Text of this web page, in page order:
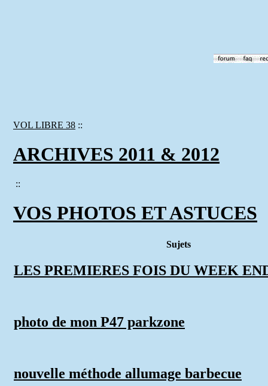
VOL LIBRE 38 ::
ARCHIVES 2011 & 2012
::
VOS PHOTOS ET ASTUCES
Sujets
LES PREMIERES FOIS DU WEEK
photo de mon P47 parkzone
nouvelle méthode allumage barbecue